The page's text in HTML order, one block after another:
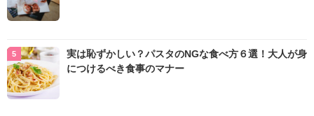
実は恥ずかしい？パスタのNGな食べ方６選！大人が身
につけるべき食事のマナー